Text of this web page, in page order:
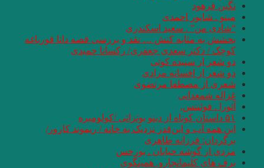
نگین فرهود
مینو . شاپور احمدی
“شادی‌ من” . سعید اسکندری
بخشش به مثابه کنش … نقد و بررسی قصه دانا قورباغه
کوچک / دکتر سعدی جعفری/ رکسانا حمیدی
دو شعر از سپیده کوتی
دو شعر از افسانه مرادی
شعری از مصطفا مرتضوی
غزاله شمعدانی
آئورا . فوئنتس.
۵۱ داستان کوتاه از دینو بوتزاتی /کولومبره
این همه آب و این‌قدر نزدیک به خانه / ریموند کارور/
برگردان: فرزانه طاهری
مردی از گوشه خیابان . بورخس
برف های کلیمانجارو. همینگوی